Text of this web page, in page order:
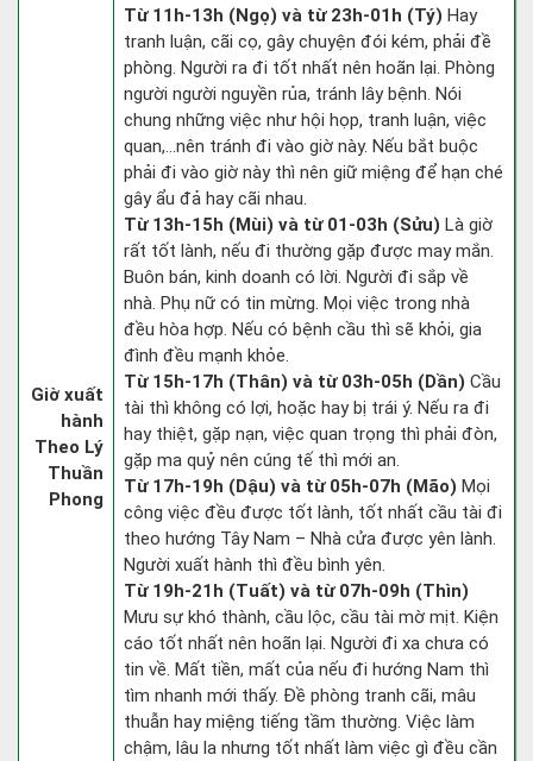
Giờ xuất
hành
Theo Lý
Thuần
Phong
Từ 11h-13h (Ngọ) và từ 23h-01h (Tý) Hay
tranh luận, cãi cọ, gây chuyện đói kém, phải đề
phòng. Người ra đi tốt nhất nên hoãn lại. Phòng
người người nguyền rủa, tránh lây bệnh. Nói
chung những việc như hội họp, tranh luận, việc
quan,…nên tránh đi vào giờ này. Nếu bắt buộc
phải đi vào giờ này thì nên giữ miệng để hạn ché
gây ẩu đả hay cãi nhau.
Từ 13h-15h (Mùi) và từ 01-03h (Sửu) Là giờ
rất tốt lành, nếu đi thường gặp được may mắn.
Buôn bán, kinh doanh có lời. Người đi sắp về
nhà. Phụ nữ có tin mừng. Mọi việc trong nhà
đều hòa hợp. Nếu có bệnh cầu thì sẽ khỏi, gia
đình đều mạnh khỏe.
Từ 15h-17h (Thân) và từ 03h-05h (Dần) Cầu
tài thì không có lợi, hoặc hay bị trái ý. Nếu ra đi
hay thiệt, gặp nạn, việc quan trọng thì phải đòn,
gặp ma quỷ nên cúng tế thì mới an.
Từ 17h-19h (Dậu) và từ 05h-07h (Mão) Mọi
công việc đều được tốt lành, tốt nhất cầu tài đi
theo hướng Tây Nam – Nhà cửa được yên lành.
Người xuất hành thì đều bình yên.
Từ 19h-21h (Tuất) và từ 07h-09h (Thìn)
Mưu sự khó thành, cầu lộc, cầu tài mờ mịt. Kiện
cáo tốt nhất nên hoãn lại. Người đi xa chưa có
tin về. Mất tiền, mất của nếu đi hướng Nam thì
tìm nhanh mới thấy. Đề phòng tranh cãi, mâu
thuẫn hay miệng tiếng tầm thường. Việc làm
chậm, lâu la nhưng tốt nhất làm việc gì đều cần